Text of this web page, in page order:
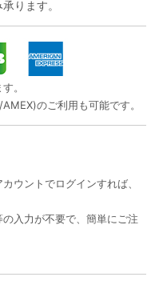
ります。
。
のご利用も可能です。
ウントでログインすれば、
入力が不要で、簡単にご注